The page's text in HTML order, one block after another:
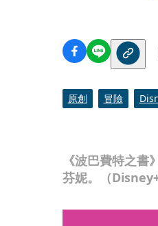
《波巴費特之
芬妮。（Disney+
原創 冒險